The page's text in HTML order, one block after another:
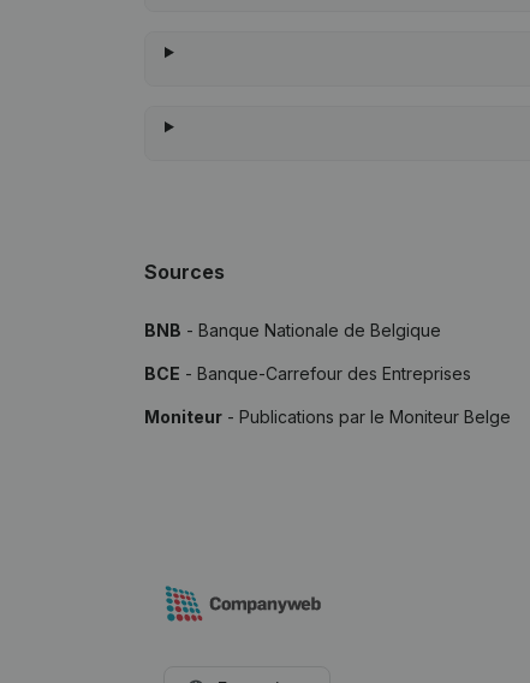
Sources
BNB - Banque Nationale de Belgique
BCE - Banque-Carrefour des Entreprises
Moniteur - Publications par le Moniteur Belge